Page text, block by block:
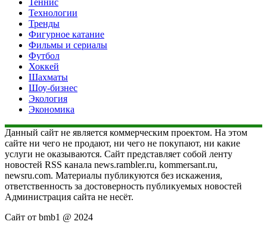
Технологии
Тренды
Фигурное катание
Фильмы и сериалы
Футбол
Хоккей
Шахматы
Шоу-бизнес
Экология
Экономика
Данный сайт не является коммерческим проектом. На этом
сайте ни чего не продают, ни чего не покупают, ни какие
услуги не оказываются. Сайт представляет собой ленту
новостей RSS канала news.rambler.ru, kommersant.ru,
newsru.com. Материалы публикуются без искажения,
ответственность за достоверность публикуемых новостей
Администрация сайта не несёт.
Сайт от bmb1 @ 2024